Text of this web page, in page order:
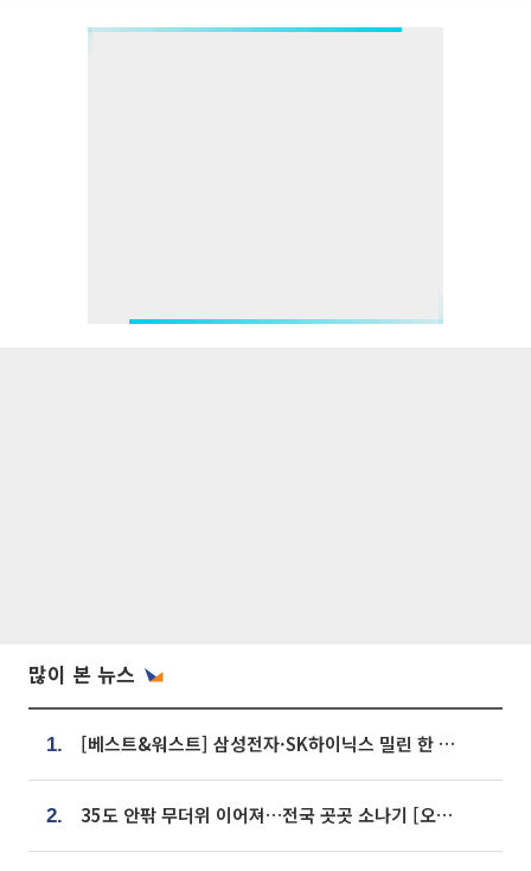
많이 본 뉴스
1. [베스트&워스트] 삼성전자·SK하이닉스 밀린 한 주…상상인증권은 85% 급등
2. 35도 안팎 무더위 이어져…전국 곳곳 소나기 [오늘 날씨]